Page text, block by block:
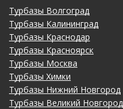
Турбазы Волгоград
Турбазы Калининград
Турбазы Краснодар
Турбазы Красноярск
Турбазы Москва
Турбазы Химки
Турбазы Нижний Новгород
Турбазы Великий Новгород